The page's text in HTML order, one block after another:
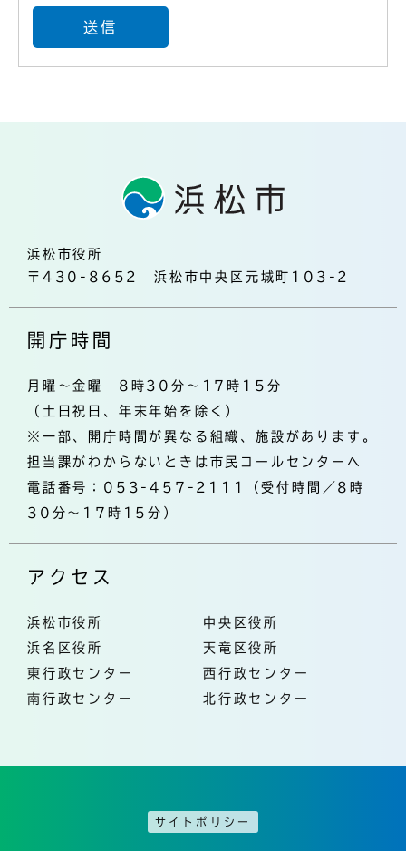
浜松市役所
〒430-8652 浜松市中央区元城町103-2
開庁時間
月曜～金曜 8時30分～17時15分
（土日祝日、年末年始を除く）
※一部、開庁時間が異なる組織、施設があります。
担当課がわからないときは市民コールセンターへ
電話番号：053-457-2111（受付時間／8時
30分～17時15分）
アクセス
浜松市役所
中央区役所
浜名区役所
天竜区役所
東行政センター
西行政センター
南行政センター
北行政センター
サイトポリシー